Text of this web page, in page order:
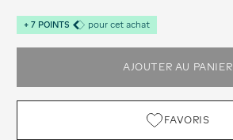
+ 7 POINTS pour cet achat
AJOUTER AU PANIER
FAVORIS